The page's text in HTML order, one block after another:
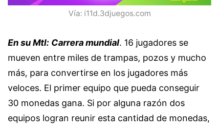
Vía: i11d.3djuegos.com
En su Mtl: Carrera mundial. 16 jugadores se
mueven entre miles de trampas, pozos y mucho
más, para convertirse en los jugadores más
veloces. El primer equipo que pueda conseguir
30 monedas gana. Si por alguna razón dos
equipos logran reunir esta cantidad de monedas,